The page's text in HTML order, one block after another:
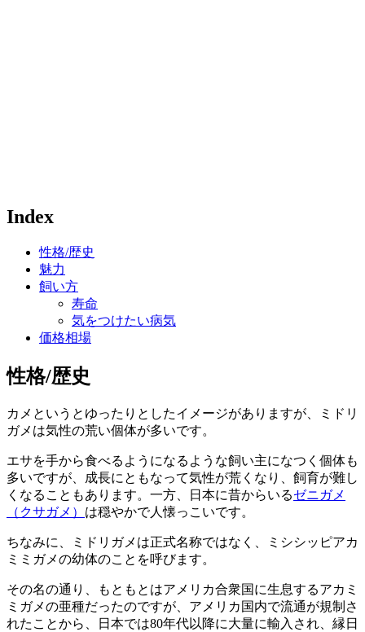
Index
性格/歴史
魅力
飼い方
寿命
気をつけたい病気
価格相場
性格/歴史
カメというとゆったりとしたイメージがありますが、ミドリ
ガメは気性の荒い個体が多いです。
エサを手から食べるようになるような飼い主になつく個体も
多いですが、成長にともなって気性が荒くなり、飼育が難し
くなることもあります。一方、日本に昔からいるゼニガメ
（クサガメ） は穏やかで人懐っこいです。
ちなみに、ミドリガメは正式名称ではなく、ミシシッピアカ
ミミガメの幼体のことを呼びます。
その名の通り、もともとはアメリカ合衆国に生息するアカミ
ミガメの亜種だったのですが、アメリカ国内で流通が規制さ
れたことから、日本では80年代以降に大量に輸入され、縁日